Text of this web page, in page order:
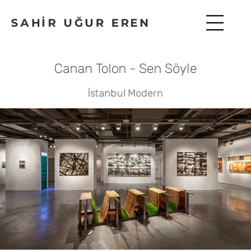
SAHİR UĞUR EREN
Canan Tolon - Sen Söyle
İstanbul Modern